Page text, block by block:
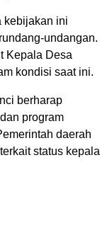
kebijakan ini
undangan.
Kepala Desa
kondisi saat ini.
berharap
program
daerah
status kepala